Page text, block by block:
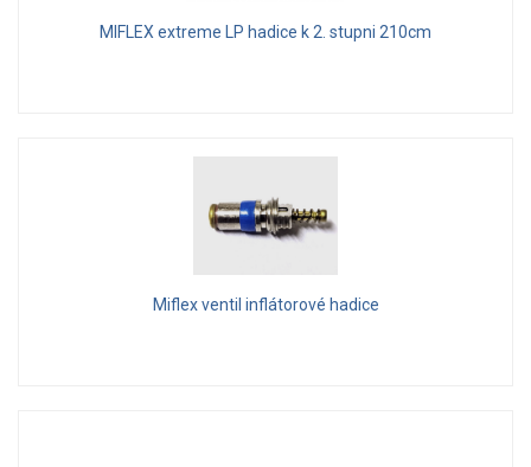
MIFLEX extreme LP hadice k 2. stupni 210cm
Miflex ventil inflátorové hadice